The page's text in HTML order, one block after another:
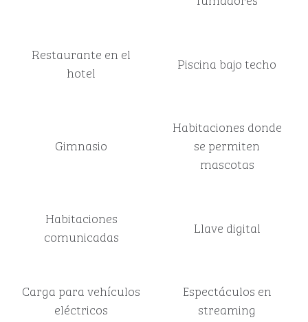
Restaurante en el
hotel
Piscina bajo techo
Gimnasio
Habitaciones donde
se permiten
mascotas
Habitaciones
comunicadas
Llave digital
Carga para vehículos
eléctricos
Espectáculos en
streaming